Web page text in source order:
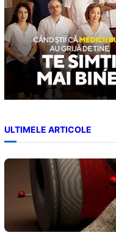
ULTIMELE ARTICOLE